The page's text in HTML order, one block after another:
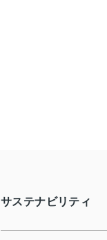
サステナビリティ